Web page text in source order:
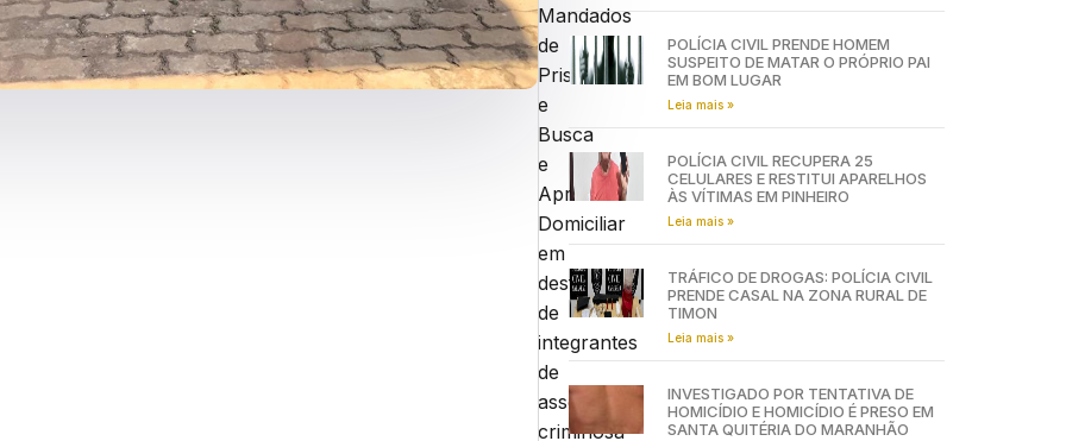
Mandados
de
Prisão
e
Busca
e
Apreensão
Domiciliar
em
desfavor
de
integrantes
de
associação
criminosa
POLÍCIA CIVIL PRENDE HOMEM
SUSPEITO DE MATAR O PRÓPRIO PAI
EM BOM LUGAR
Leia mais »
POLÍCIA CIVIL RECUPERA 25
CELULARES E RESTITUI APARELHOS
ÀS VÍTIMAS EM PINHEIRO
Leia mais »
TRÁFICO DE DROGAS: POLÍCIA CIVIL
PRENDE CASAL NA ZONA RURAL DE
TIMON
Leia mais »
INVESTIGADO POR TENTATIVA DE
HOMICÍDIO E HOMICÍDIO É PRESO EM
SANTA QUITÉRIA DO MARANHÃO